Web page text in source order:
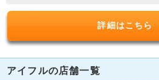
詳細はこちら
アイフルの店舗一覧